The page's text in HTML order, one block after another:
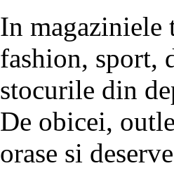
In magaziniele
fashion, sport,
stocurile din
De obicei,
orase si